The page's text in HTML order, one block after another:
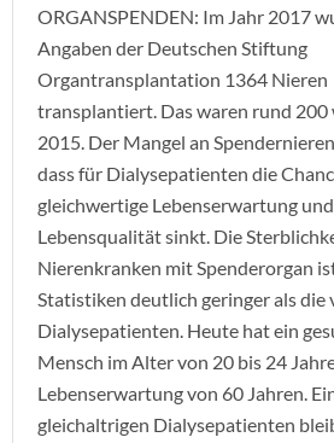
ORGANSPENDEN: Im Jahr 2017
Angaben der Deutschen Stiftung
Organtransplantation 1364 Nieren
transplantiert. Das waren rund 200
2015. Der Mangel an
dass für Dialysepatienten die
gleichwertige Lebenserwartung und
Lebensqualität sinkt. Die
Nierenkranken mit Spenderorgan
Statistiken deutlich geringer als die
Dialysepatienten. Heute hat ein
Mensch im Alter von 20 bis 24
Lebenserwartung von 60 Jahren.
gleichaltrigen Dialysepatienten